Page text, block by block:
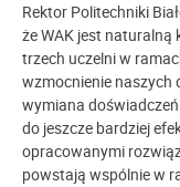
Rektor Politechniki
że WAK jest naturalną
trzech uczelni w
wzmocnienie naszych
wymiana
do jeszcze bardziej
opracowanymi
powstają wspólnie w